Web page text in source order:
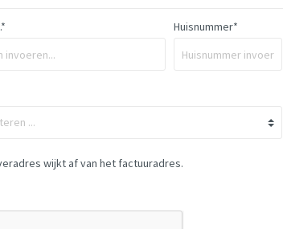
Huisnummer*
wijkt af van het factuuradres.